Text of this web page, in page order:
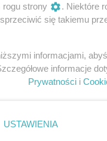
rogu strony
. Niektóre
się takiemu
informacjami,
informacje
Prywatności i
USTAWIENIA